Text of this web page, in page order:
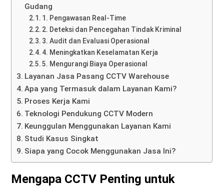
Gudang
1. Pengawasan Real-Time
2. Deteksi dan Pencegahan Tindak Kriminal
3. Audit dan Evaluasi Operasional
4. Meningkatkan Keselamatan Kerja
5. Mengurangi Biaya Operasional
Layanan Jasa Pasang CCTV Warehouse
Apa yang Termasuk dalam Layanan Kami?
Proses Kerja Kami
Teknologi Pendukung CCTV Modern
Keunggulan Menggunakan Layanan Kami
Studi Kasus Singkat
Siapa yang Cocok Menggunakan Jasa Ini?
Mengapa CCTV Penting untuk